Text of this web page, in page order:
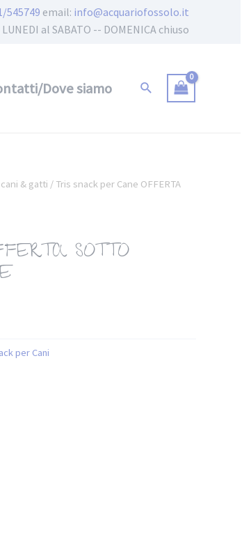
545749 email: info@acquariofossolo.it
al SABATO -- DOMENICA chiuso
Dove siamo
& gatti / Tris snack per Cane OFFERTA
SOTTO
per Cani